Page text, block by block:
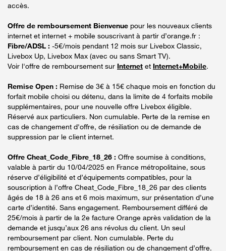
accès.
Offre de remboursement Bienvenue pour les nouveaux clients
internet et internet + mobile souscrivant à partir d’orange.fr :
Fibre/ADSL : -5€/mois pendant 12 mois sur Livebox Classic,
Livebox Up, Livebox Max (avec ou sans Smart TV).
Voir l'offre de remboursement sur Internet et Internet+Mobile.
Remise Open : Remise de 3€ à 15€ chaque mois en fonction du
forfait mobile choisi ou détenu, dans la limite de 4 forfaits mobile
supplémentaires, pour une nouvelle offre Livebox éligible.
Réservé aux particuliers. Non cumulable. Perte de la remise en
cas de changement d'offre, de résiliation ou de demande de
suppression par le client internet.
Offre Cheat_Code_Fibre_18_26 : Offre soumise à conditions,
valable à partir du 10/04/2025 en France métropolitaine, sous
réserve d’éligibilité et d’équipements compatibles, pour la
souscription à l’offre Cheat_Code_Fibre_18_26 par des clients
âgés de 18 à 26 ans et 6 mois maximum, sur présentation d’une
carte d’identité. Sans engagement. Remboursement différé de
25€/mois à partir de la 2e facture Orange après validation de la
demande et jusqu’aux 26 ans révolus du client. Un seul
remboursement par client. Non cumulable. Perte du
remboursement en cas de résiliation ou de changement d’offre.